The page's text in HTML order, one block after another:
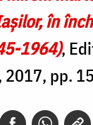
în
1964),
2017, pp.